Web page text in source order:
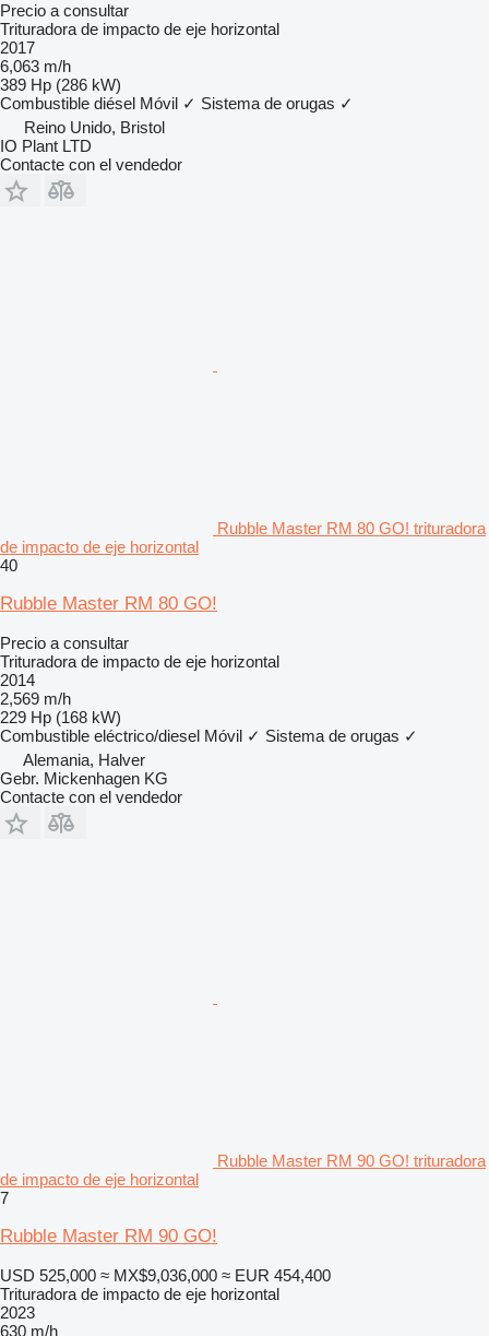
Precio a consultar
Trituradora de impacto de eje horizontal
2017
6,063 m/h
389 Hp (286 kW)
Combustible diésel Móvil ✓ Sistema de orugas ✓
Reino Unido, Bristol
IO Plant LTD
Contacte con el vendedor
Rubble Master RM 80 GO! trituradora
de impacto de eje horizontal
40
Rubble Master RM 80 GO!
Precio a consultar
Trituradora de impacto de eje horizontal
2014
2,569 m/h
229 Hp (168 kW)
Combustible eléctrico/diesel Móvil ✓ Sistema de orugas ✓
Alemania, Halver
Gebr. Mickenhagen KG
Contacte con el vendedor
Rubble Master RM 90 GO! trituradora
de impacto de eje horizontal
7
Rubble Master RM 90 GO!
USD 525,000 ≈ MX$9,036,000 ≈ EUR 454,400
Trituradora de impacto de eje horizontal
2023
630 m/h